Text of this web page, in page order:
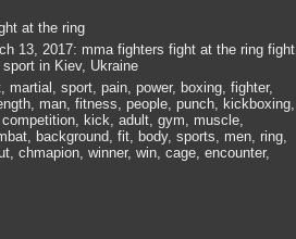
at the ring
13, 2017: mma fighters fight at the ring fight
in Kiev, Ukraine
martial, sport, pain, power, boxing, fighter,
man, fitness, people, punch, kickboxing,
kick, adult, gym, muscle,
background, fit, body, sports, men, ring,
chmapion, winner, win, cage, encounter,